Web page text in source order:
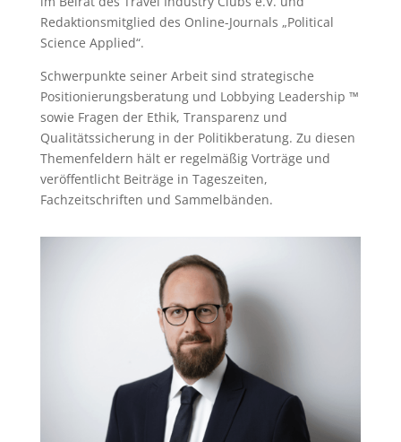
Redaktionsmitglied des Online-Journals „Political
Science Applied“.
Schwerpunkte seiner Arbeit sind strategische
Positionierungsberatung und Lobbying Leadership ™
sowie Fragen der Ethik, Transparenz und
Qualitätssicherung in der Politikberatung. Zu diesen
Themenfeldern hält er regelmäßig Vorträge und
veröffentlicht Beiträge in Tageszeiten,
Fachzeitschriften und Sammelbänden.